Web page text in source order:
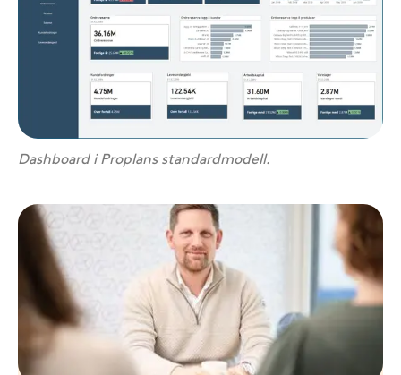
Dashboard i Proplans standardmodell.